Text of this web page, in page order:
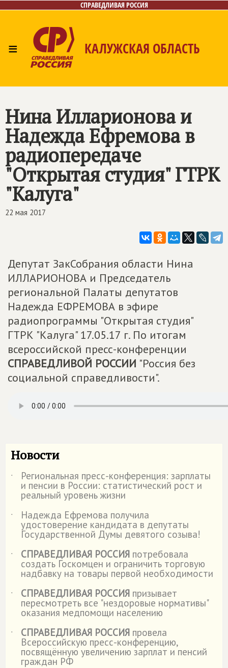
СПРАВЕДЛИВАЯ РОССИЯ
≡ КАЛУЖСКАЯ ОБЛАСТЬ
Нина Илларионова и
Надежда Ефремова в
радиопередаче
"Открытая студия" ГТРК
"Калуга"
22 мая 2017
Депутат ЗакСобрания области Нина
ИЛЛАРИОНОВА и Председатель
региональной Палаты депутатов
Надежда ЕФРЕМОВА в эфире
радиопрограммы "Открытая студия"
ГТРК "Калуга" 17.05.17 г. По итогам
всероссийской пресс-конференции
СПРАВЕДЛИВОЙ РОССИИ "Россия без
социальной справедливости".
Новости
˙ Региональная пресс-конференция: зарплаты
и пенсии в России: статистический рост и
реальный уровень жизни
˙
Надежда Ефремова получила
удостоверение кандидата в депутаты
Государственной Думы девятого созыва!
˙
СПРАВЕДЛИВАЯ РОССИЯ потребовала
создать Госкомцен и ограничить торговую
надбавку на товары первой необходимости
˙
СПРАВЕДЛИВАЯ РОССИЯ призывает
пересмотреть все "нездоровые нормативы"
оказания медпомощи населению
˙
СПРАВЕДЛИВАЯ РОССИЯ провела
Всероссийскую пресс-конференцию,
посвящённую увеличению зарплат и пенсий
граждан РФ